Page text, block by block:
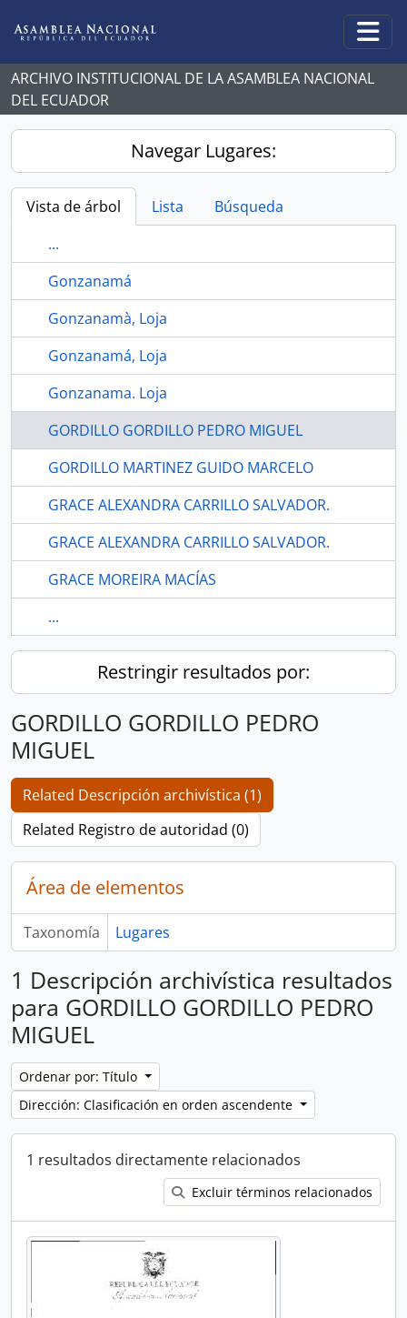
ARCHIVO INSTITUCIONAL DE LA ASAMBLEA NACIONAL
DEL ECUADOR
Navegar Lugares:
Vista de árbol Lista
Búsqueda
...
Gonzanamá
Gonzanamà, Loja
Gonzanamá, Loja
Gonzanama. Loja
GORDILLO GORDILLO PEDRO MIGUEL
GORDILLO MARTINEZ GUIDO MARCELO
GRACE ALEXANDRA CARRILLO SALVADOR.
GRACE ALEXANDRA CARRILLO SALVADOR.
GRACE MOREIRA MACÍAS
...
Restringir resultados por:
GORDILLO GORDILLO PEDRO
MIGUEL
Related Descripción archivística (1)
Related Registro de autoridad (0)
Área de elementos
Taxonomía Lugares
1 Descripción archivística resultados
para GORDILLO GORDILLO PEDRO
MIGUEL
Ordenar por: Título
Dirección: Clasificación en orden ascendente
1 resultados directamente relacionados
Excluir términos relacionados